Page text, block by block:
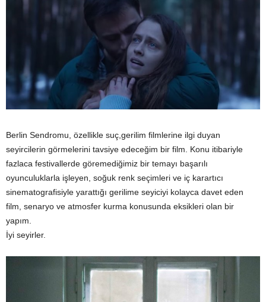
Berlin Sendromu, özellikle suç,gerilim filmlerine ilgi duyan
seyircilerin görmelerini tavsiye edeceğim bir film. Konu itibariyle
fazlaca festivallerde göremediğimiz bir temayı başarılı
oyunculuklarla işleyen, soğuk renk seçimleri ve iç karartıcı
sinematografisiyle yarattığı gerilime seyiciyi kolayca davet eden
film, senaryo ve atmosfer kurma konusunda eksikleri olan bir
yapım.
İyi seyirler.